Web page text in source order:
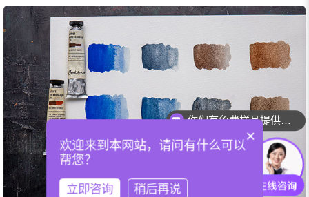
你们有免费样品提供吗？
×
欢迎来到本网站，请问有什么可以
帮您？
立即咨询 稍后再说